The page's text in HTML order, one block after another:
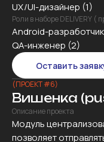
UX/UI-дизайнер (1)
Роли в наборе DELIVERY (
Android-
QA-инженер (2)
Оставить
(ПРОЕКТ #6)
Вишенка
Описание проекта
Модуль
позволяет